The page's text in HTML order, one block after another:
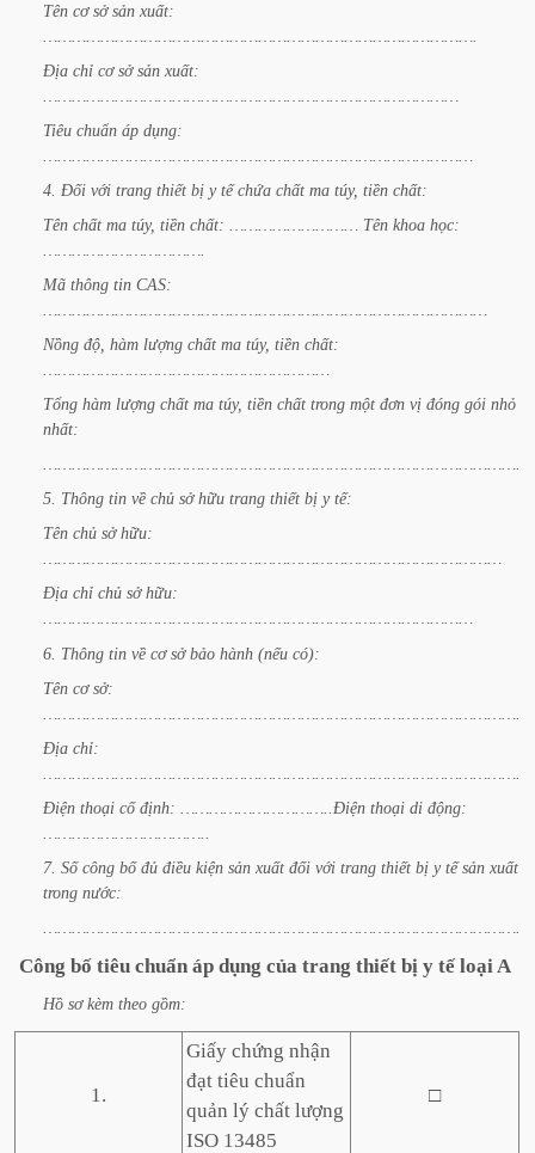
Tên cơ sở sản xuất:
Địa chỉ cơ sở sản xuất:
Tiêu chuẩn áp dụng:
………………………………………………………………………………
4. Đối với trang thiết bị y tế chứa chất ma túy, tiền chất:
Tên chất ma túy, tiền chất: ……………………… Tên khoa học:
…………………………….
Mã thông tin CAS:
…………………………………………………………………………………
Nồng độ, hàm lượng chất ma túy, tiền chất:
……………………………………………………
Tổng hàm lượng chất ma túy, tiền chất trong một đơn vị đóng gói nhỏ
nhất:
5. Thông tin về chủ sở hữu trang thiết bị y tế:
Tên chủ sở hữu:
……………………………………………………………………………………
Địa chỉ chủ sở hữu:
………………………………………………………………………………
6. Thông tin về cơ sở bảo hành (nếu có):
Tên cơ sở:
Địa chỉ:
Điện thoại cố định: …………………………..Điện thoại di động:
7. Số công bố đủ điều kiện sản xuất đối với trang thiết bị y tế sản xuất
trong nước:
Công bố tiêu chuẩn áp dụng của trang thiết bị y tế loại A
Hồ sơ kèm theo gồm:
1.
Giấy chứng nhận
đạt tiêu chuẩn
quản lý chất lượng
ISO 13485
□